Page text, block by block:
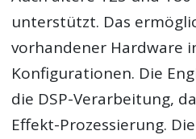
unterstützt. Das
vorhandener Hardware
Konfigurationen. Die
die DSP-Verarbeitung,
Effekt-Prozessierung.